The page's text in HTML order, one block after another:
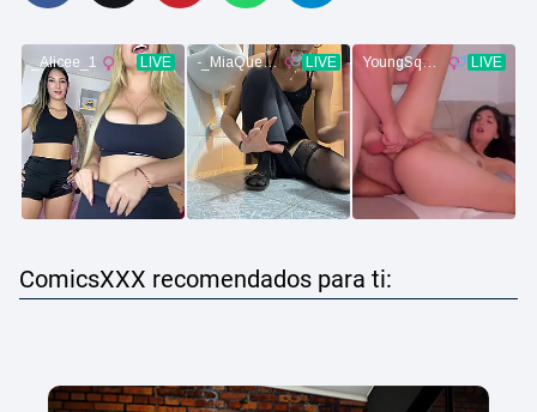
ComicsXXX recomendados para ti: